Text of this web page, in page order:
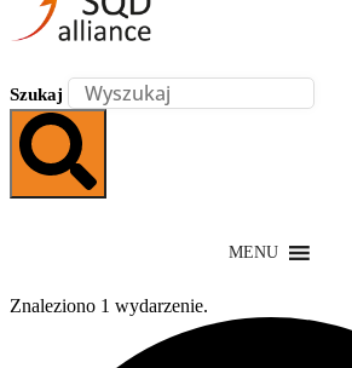
Szukaj
MENU
Znaleziono 1 wydarzenie.